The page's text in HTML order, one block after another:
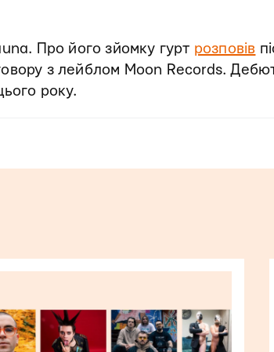
Про його зйомку гурт розповів
з лейблом Moon Records.
року.